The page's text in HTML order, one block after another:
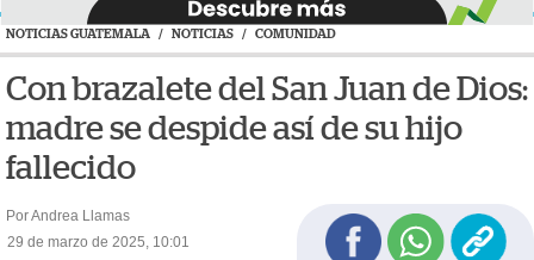
NOTICIAS GUATEMALA / NOTICIAS / COMUNIDAD
Con brazalete del San Juan de Dios:
madre se despide así de su hijo
fallecido
Por Andrea Llamas
29 de marzo de 2025, 10:01